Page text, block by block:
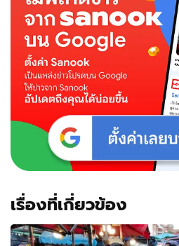
เรื่องที่เกี่ยวข้อง